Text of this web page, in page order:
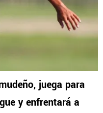
juega para
y enfrentará a